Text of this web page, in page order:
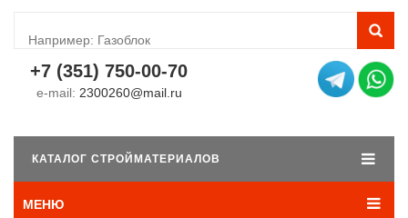
+7 (351) 750-00-70
e-mail: 2300260@mail.ru
КАТАЛОГ СТРОЙМАТЕРИАЛОВ
МЕНЮ